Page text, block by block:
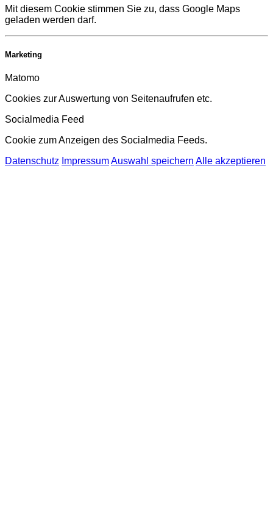
Mit diesem Cookie stimmen Sie zu, dass Google Maps
geladen werden darf.
Marketing
Matomo
Cookies zur Auswertung von Seitenaufrufen etc.
Socialmedia Feed
Cookie zum Anzeigen des Socialmedia Feeds.
Datenschutz ImpressumAuswahl speichern Alle akzeptieren